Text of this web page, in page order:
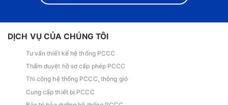
DỊCH VỤ CỦA CHÚNG TÔI
Tư vấn thiết kế hệ thống PCCC
Thẩm duyệt hồ sơ cấp phép PCCC
Thi công hệ thống PCCC, thông gió
Cung cấp thiết bị PCCC